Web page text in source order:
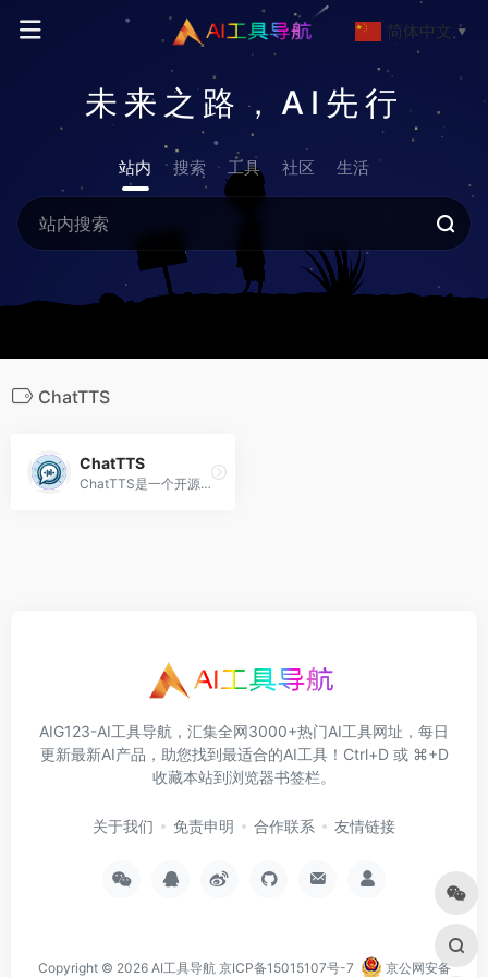
未来之路，AI先行
站内 搜索 工具 社区 生活
ChatTTS
ChatTTS
ChatTTS是一个开源的TTS文本转语音生成模型，专为对话场景设计。
AIG123-AI工具导航，汇集全网3000+热门AI工具网址，每日
更新最新AI产品，助您找到最适合的AI工具！Ctrl+D 或 ⌘+D
收藏本站到浏览器书签栏。
关于我们 免责申明 合作联系 友情链接
Copyright © 2026 AI工具导航 京ICP备15015107号-7 京公网安备
简体中文 ▼